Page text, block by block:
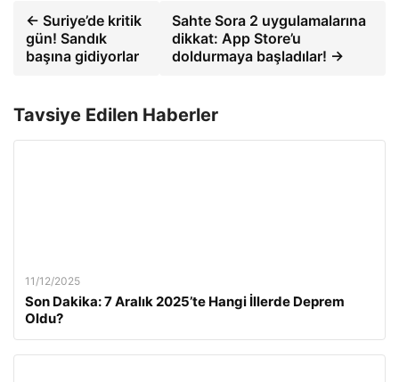
← Suriye’de kritik
gün! Sandık
başına gidiyorlar
Sahte Sora 2 uygulamalarına
dikkat: App Store’u
doldurmaya başladılar! →
Tavsiye Edilen Haberler
11/12/2025
Son Dakika: 7 Aralık 2025’te Hangi İllerde Deprem
Oldu?